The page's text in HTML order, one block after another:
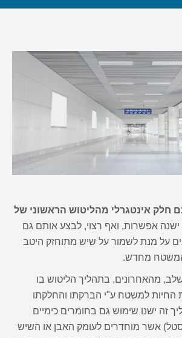
חלק אינטגרלי מהליטוש הראשוני של
ישנה אפשרות, ואף רצוי, לבצע אותם גם
על מנת לשמור על שיש מתוחזק היטב
המשטח מחדש.
מהאחרונים, בתהליך הליטוש בו
החיות למשטח ע"י הברקתו והחלקתו
זה ישנו שימוש גם בחומרים כימיים
אשר מוחדרים לעומק האבן או השיש